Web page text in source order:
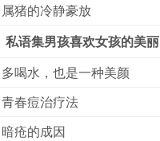
属猪的冷静豪放
私语集男孩喜欢女孩的美丽
多喝水，也是一种美颜
青春痘治疗法
暗疮的成因